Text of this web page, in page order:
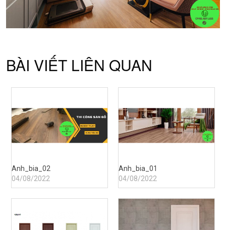
BÀI VIẾT LIÊN QUAN
Anh_bia_02
04/08/2022
Anh_bia_01
04/08/2022